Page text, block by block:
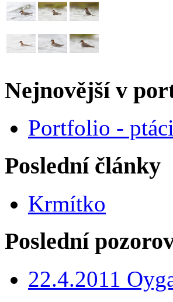
Nejnovější v
Portfolio -
Poslední články
Krmítko
Poslední
22.4.2011